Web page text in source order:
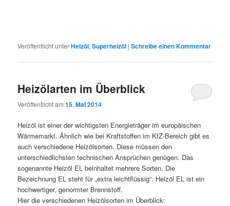
Veröffentlicht unterHeizöl,Superheizöl |Schreibe einen Kommentar
Heizölarten im Überblick
Veröffentlicht am15. Mai 2014
Heizöl ist einer der wichtigsten Energieträger im europäischen
Wärmemarkt. Ähnlich wie bei Kraftstoffen im KfZ-Bereich gibt es
auch verschiedene Heizölsorten. Diese müssen den
unterschiedlichsten technischen Ansprüchen genügen. Das
sogenannte Heizöl EL beinhaltet mehrere Sorten. Die
Bezeichnung EL steht für „extra leichtflüssig“. Heizöl EL ist ein
hochwertiger, genormter Brennstoff.
Hier die verschiedenen Heizölsorten im Überblick: